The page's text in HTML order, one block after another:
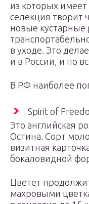
из которых
селекция творит
новые кустарные
в уходе. Это
и в России, и по
В РФ наиболее
Spirit of
Это английская
Остина. Сорт
визитная
бокаловидной
Цветет
махровыми